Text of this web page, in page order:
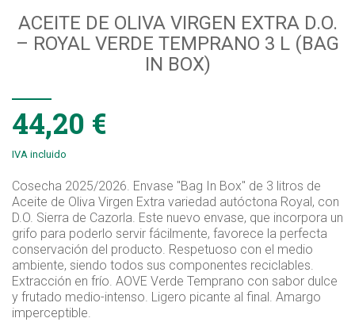
ACEITE DE OLIVA VIRGEN EXTRA D.O.
– ROYAL VERDE TEMPRANO 3 L (BAG
IN BOX)
44,20 €
IVA incluido
Cosecha 2025/2026. Envase "Bag In Box" de 3 litros de
Aceite de Oliva Virgen Extra variedad autóctona Royal, con
D.O. Sierra de Cazorla. Este nuevo envase, que incorpora un
grifo para poderlo servir fácilmente, favorece la perfecta
conservación del producto. Respetuoso con el medio
ambiente, siendo todos sus componentes reciclables.
Extracción en frío. AOVE Verde Temprano con sabor dulce
y frutado medio-intenso. Ligero picante al final. Amargo
imperceptible.